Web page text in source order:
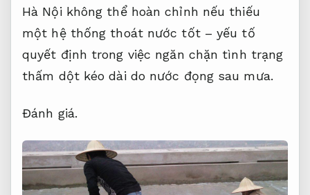
Hà Nội không thể hoàn chỉnh nếu thiếu
một hệ thống thoát nước tốt – yếu tố
quyết định trong việc ngăn chặn tình trạng
thấm dột kéo dài do nước đọng sau mưa.
Đánh giá.